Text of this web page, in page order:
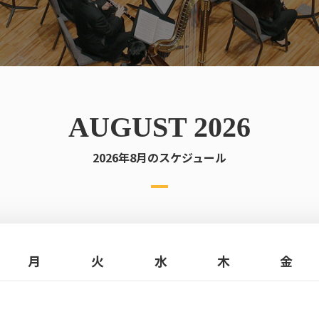
AUGUST 2026
2026年8月のスケジュール
月 火 水 木 金